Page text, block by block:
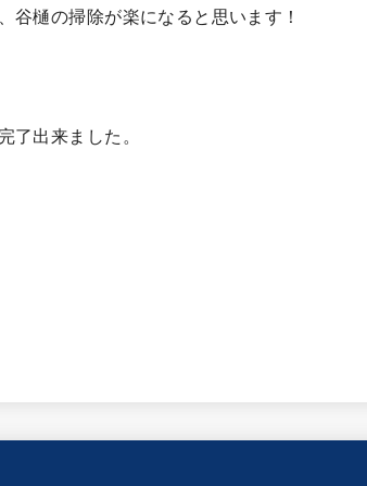
谷樋の掃除が楽になると思います！
了出来ました。